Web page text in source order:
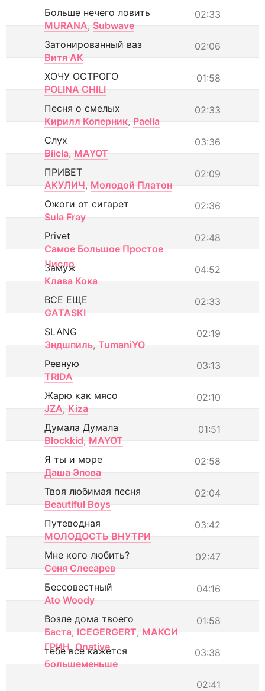
02:33
Больше нечего ловить
MURANA, Subwave
02:06
Затонированный ваз
Витя АК
01:58
ХОЧУ ОСТРОГО
POLINA CHILI
02:33
Песня о смелых
Кирилл Коперник, Paella
03:36
Слух
Biicla, MAYOT
02:09
ПРИВЕТ
АКУЛИЧ, Молодой Платон
02:36
Ожоги от сигарет
Sula Fray
02:48
Privet
Самое Большое Простое
Число
04:52
Замуж
Клава Кока
02:33
ВСЕ ЕЩЕ
GATASKI
02:19
SLANG
Эндшпиль, TumaniYO
03:13
Ревную
TRIDA
02:10
Жарю как мясо
JZA, Kiza
01:51
Думала Думала
Blockkid, MAYOT
02:58
Я ты и море
Даша Эпова
02:04
Твоя любимая песня
Beautiful Boys
03:42
Путеводная
МОЛОДОСТЬ ВНУТРИ
02:47
Мне кого любить?
Сеня Слесарев
04:16
Бессовестный
Ato Woody
01:58
Возле дома твоего
Баста, ICEGERGERT, МАКСИ
ГРИН, Onative 03:38
тебе все кажется
большеменьше
02:41